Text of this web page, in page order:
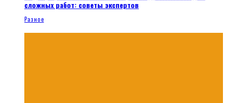
сложных работ: советы экспертов
Разное